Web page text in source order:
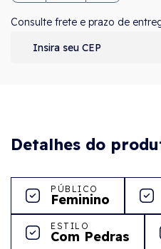
Consulte frete e prazo de
Detalhes do
PÚBLICO
Feminino
ESTILO
Com Pedras